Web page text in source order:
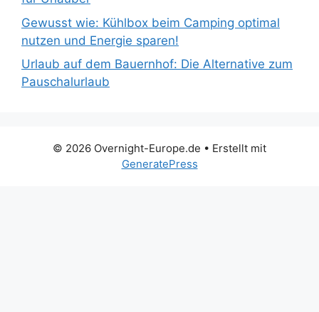
Gewusst wie: Kühlbox beim Camping optimal
nutzen und Energie sparen!
Urlaub auf dem Bauernhof: Die Alternative zum
Pauschalurlaub
© 2026 Overnight-Europe.de • Erstellt mit
GeneratePress